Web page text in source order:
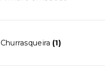
Churrasqueira (1)